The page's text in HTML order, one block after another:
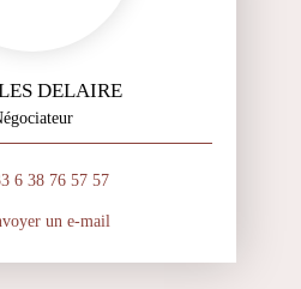
DELAIRE
6 38 76 57 57
un e-mail